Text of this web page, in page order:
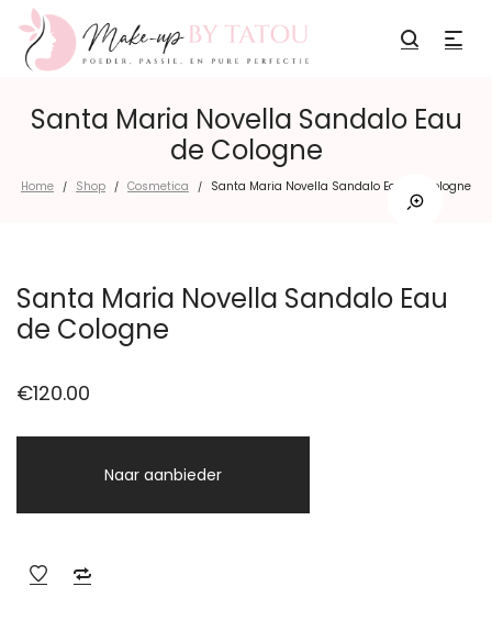
Santa Maria Novella Sandalo Eau
de Cologne
Home / Shop / Cosmetica / Santa Maria Novella Sandalo Eau de Cologne
Santa Maria Novella Sandalo Eau
de Cologne
€120.00
Naar aanbieder